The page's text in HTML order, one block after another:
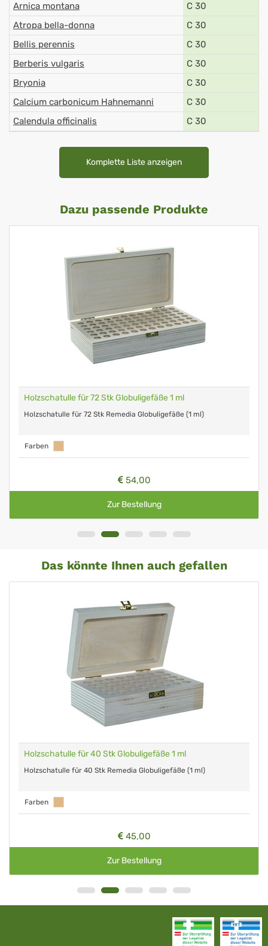
Arnica montana
C 30
Atropa bella-donna
C 30
Bellis perennis
C 30
Berberis vulgaris
C 30
Bryonia
C 30
Calcium carbonicum Hahnemanni
C 30
Calendula officinalis
C 30
Komplette Liste anzeigen
Dazu passende Produkte
Holzschatulle für 72 Stk Globuligefäße 1 ml
Holzschatulle für 72 Stk Remedia Globuligefäße (1 ml)
Farben
54,00
Zur Bestellung
Das könnte Ihnen auch gefallen
Holzschatulle für 40 Stk Globuligefäße 1 ml
Holzschatulle für 40 Stk Remedia Globuligefäße (1 ml)
Farben
45,00
Zur Bestellung